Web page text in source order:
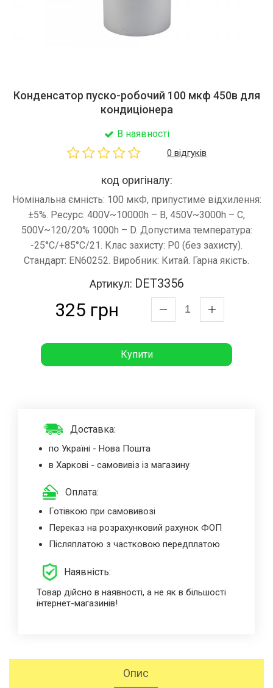
Конденсатор пуско-робочий 100 мкф 450в для
кондиціонера
В наявності
0 відгуків
код оригіналу:
Номінальна ємність: 100 мкФ, припустиме відхилення:
±5%. Ресурс: 400V~10000h – B, 450V~3000h – C,
500V~120/20% 1000h – D. Допустима температура:
-25°C/+85°C/21. Клас захисту: P0 (без захисту).
Стандарт: EN60252. Виробник: Китай. Гарна якість.
Артикул: DET3356
325 грн
Купити
Доставка:
по Україні - Нова Пошта
в Харкові - самовивіз із магазину
Оплата:
Готівкою при самовивозі
Переказ на розрахунковий рахунок ФОП
Післяплатою з частковою передплатою
Наявність:
Товар дійсно в наявності, а не як в більшості
інтернет-магазинів!
Опис